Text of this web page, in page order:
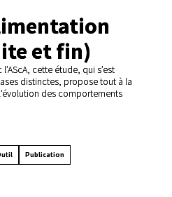
et fin)
cette étude, qui s’est
distinctes, propose tout à la
des comportements
Publication